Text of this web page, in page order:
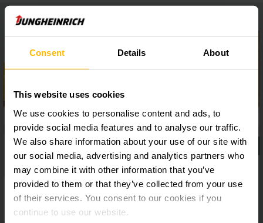
Consent Details About
This website uses cookies
We use cookies to personalise content and ads, to
provide social media features and to analyse our traffic.
We also share information about your use of our site with
our social media, advertising and analytics partners who
may combine it with other information that you’ve
provided to them or that they’ve collected from your use
of their services. You consent to our cookies if you
continue to use our website.